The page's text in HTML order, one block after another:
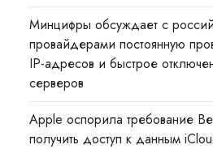
Минцифры обсуждает с
провайдерами постоянную
IP-адресов и быстрое
серверов
Apple оспорила требование
получить доступ к данным